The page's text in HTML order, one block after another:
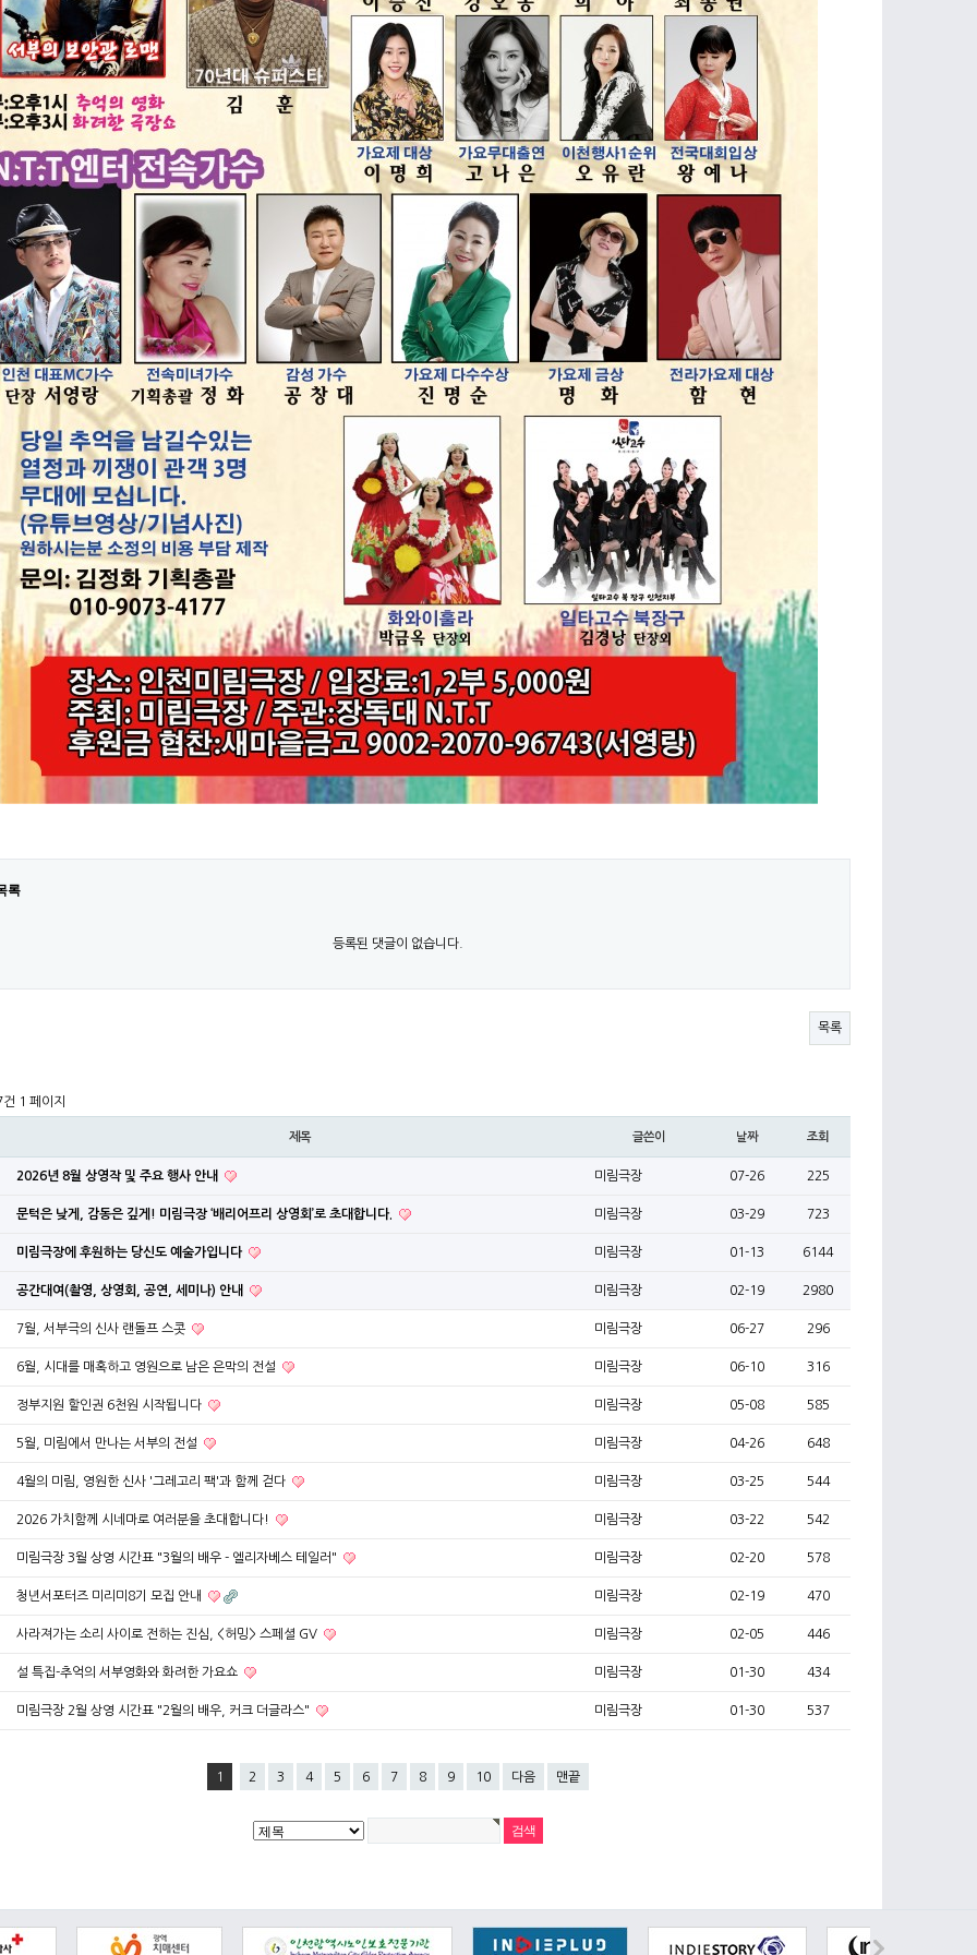
록
등록된 댓글이 없습니다.
목록
1 페이지
제목 글쓴이 날짜 조회
2026년 8월 상영작 및 주요 행사 안내 미림극장 07-26 225
문턱은 낮게, 감동은 깊게! 미림극장 ‘배리어프리 상영회’로 초대합니다. 미림극장 03-29 723
미림극장에 후원하는 당신도 예술가입니다 미림극장 01-13 6144
공간대여(촬영, 상영회, 공연, 세미나) 안내 미림극장 02-19 2980
7월, 서부극의 신사 랜돌프 스콧 미림극장 06-27 296
6월, 시대를 매혹하고 영원으로 남은 은막의 전설 미림극장 06-10 316
정부지원 할인권 6천원 시작됩니다 미림극장 05-08 585
5월, 미림에서 만나는 서부의 전설 미림극장 04-26 648
4월의 미림, 영원한 신사 '그레고리 팩'과 함께 걷다 미림극장 03-25 544
2026 가치함께 시네마로 여러분을 초대합니다! 미림극장 03-22 542
미림극장 3월 상영 시간표 "3월의 배우 - 엘리자베스 테일러" 미림극장 02-20 578
청년서포터즈 미리미8기 모집 안내 미림극장 02-19 470
사라져가는 소리 사이로 전하는 진심, <허밍> 스페셜 GV 미림극장 02-05 446
설 특집-추억의 서부영화와 화려한 가요쇼 미림극장 01-30 434
미림극장 2월 상영 시간표 "2월의 배우, 커크 더글라스" 미림극장 01-30 537
1 2 3 4 5 6 7 8 9 10 다음 맨끝